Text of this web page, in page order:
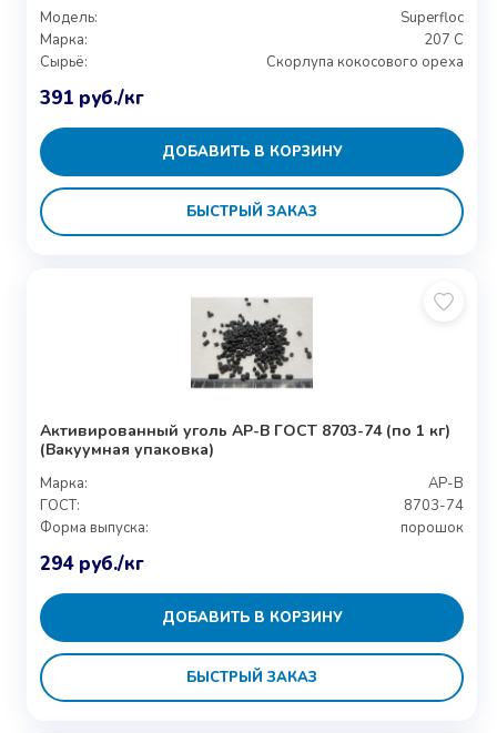
Модель:
Superfloc
Марка:
207 С
Сырьё:
Скорлупа кокосового ореха
391 руб./кг
ДОБАВИТЬ В КОРЗИНУ
БЫСТРЫЙ ЗАКАЗ
Активированный уголь АР-В ГОСТ 8703-74 (по 1 кг)
(Вакуумная упаковка)
Марка:
АР-В
ГОСТ:
8703-74
Форма выпуска:
порошок
294 руб./кг
ДОБАВИТЬ В КОРЗИНУ
БЫСТРЫЙ ЗАКАЗ